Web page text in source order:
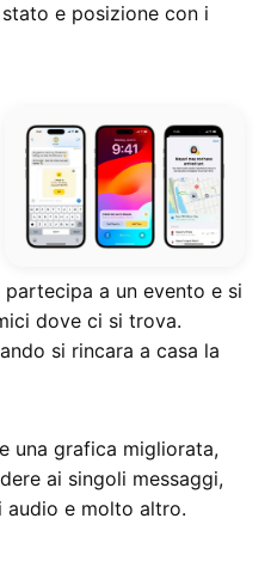
e posizione con i
a un evento e si
dove ci si trova.
si rincara a casa la
una grafica migliorata,
ai singoli messaggi,
audio e molto altro.